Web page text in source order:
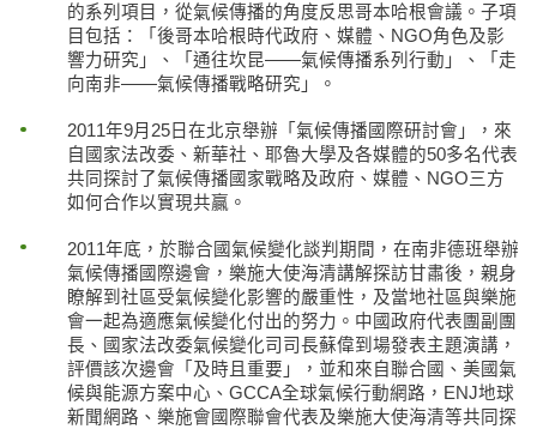
的系列項目，從氣候傳播的角度反思哥本哈根會議。子項
目包括：「後哥本哈根時代政府、媒體、NGO角色及影
響力研究」、「通往坎昆——氣候傳播系列行動」、「走
向南非——氣候傳播戰略研究」。
2011年9月25日在北京舉辦「氣候傳播國際研討會」，來
自國家法改委、新華社、耶魯大學及各媒體的50多名代表
共同探討了氣候傳播國家戰略及政府、媒體、NGO三方
如何合作以實現共贏。
2011年底，於聯合國氣候變化談判期間，在南非德班舉辦
氣候傳播國際邊會，樂施大使海清講解探訪甘肅後，親身
瞭解到社區受氣候變化影響的嚴重性，及當地社區與樂施
會一起為適應氣候變化付出的努力。中國政府代表團副團
長、國家法改委氣候變化司司長蘇偉到場發表主題演講，
評價該次邊會「及時且重要」，並和來自聯合國、美國氣
候與能源方案中心、GCCA全球氣候行動網路，ENJ地球
新聞網路、樂施會國際聯會代表及樂施大使海清等共同探